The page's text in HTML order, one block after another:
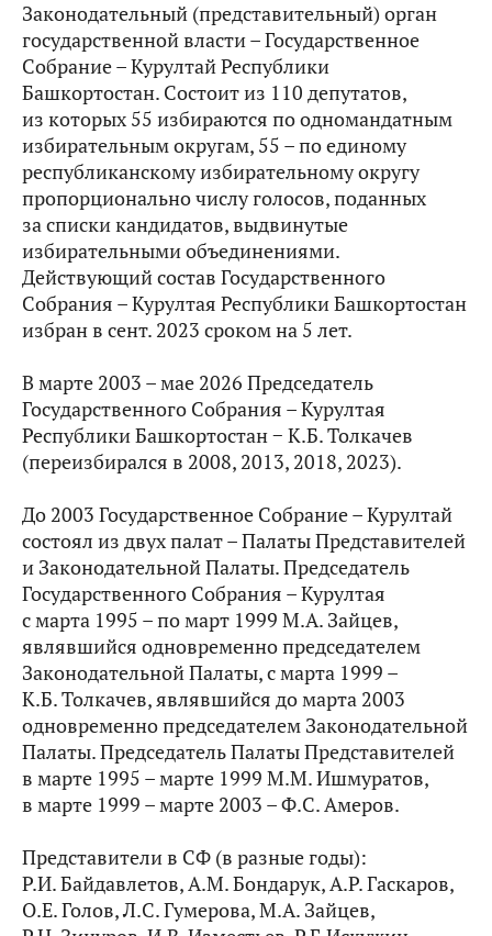
Законодательный (представительный) орган
государственной власти – Государственное
Собрание – Курултай Республики
Башкортостан. Состоит из 110 депутатов,
из которых 55 избираются по одномандатным
избирательным округам, 55 – по единому
республиканскому избирательному округу
пропорционально числу голосов, поданных
за списки кандидатов, выдвинутые
избирательными объединениями.
Действующий состав Государственного
Собрания – Курултая Республики Башкортостан
избран в сент. 2023 сроком на 5 лет.
В марте 2003 – мае 2026 Председатель
Государственного Собрания – Курултая
Республики Башкортостан − К.Б. Толкачев
(переизбирался в 2008, 2013, 2018, 2023).
До 2003 Государственное Собрание – Курултай
состоял из двух палат – Палаты Представителей
и Законодательной Палаты. Председатель
Государственного Собрания – Курултая
с марта 1995 – по март 1999 М.А. Зайцев,
являвшийся одновременно председателем
Законодательной Палаты, с марта 1999 –
К.Б. Толкачев, являвшийся до марта 2003
одновременно председателем Законодательной
Палаты. Председатель Палаты Представителей
в марте 1995 – марте 1999 М.М. Ишмуратов,
в марте 1999 – марте 2003 – Ф.С. Амеров.
Представители в СФ (в разные годы):
Р.И. Байдавлетов, А.М. Бондарук, А.Р. Гаскаров,
О.Е. Голов, Л.С. Гумерова, М.А. Зайцев,